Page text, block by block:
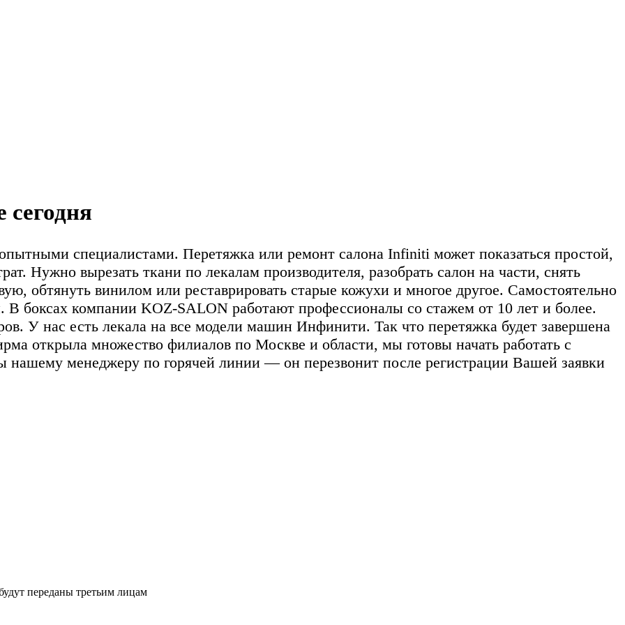
специалистами. Перетяжка или ремонт салона Infiniti может показаться простой,
Нужно вырезать ткани по лекалам производителя, разобрать салон на части, снять
обтянуть винилом или реставрировать старые кожухи и многое другое. Самостоятельно
В боксах компании KOZ-SALON работают профессионалы со стажем от 10 лет и более.
У нас есть лекала на все модели машин Инфинити. Так что перетяжка будет завершена
открыла множество филиалов по Москве и области, мы готовы начать работать с
менеджеру по горячей линии — он перезвонит после регистрации Вашей заявки
переданы третьим лицам